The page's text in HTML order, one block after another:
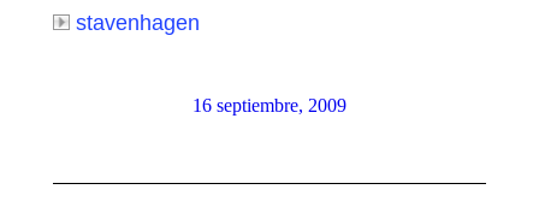
stavenhagen
16 septiembre, 2009